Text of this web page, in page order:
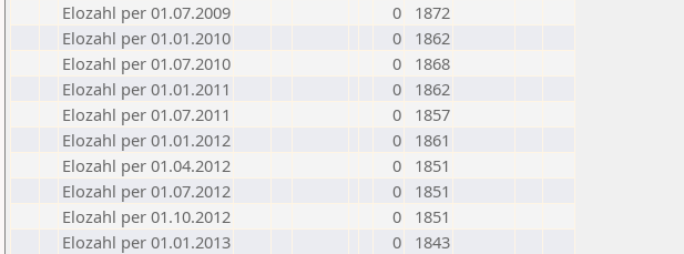
Elozahl per 01.07.2009
0
1872
Elozahl per 01.01.2010
0
1862
Elozahl per 01.07.2010
0
1868
Elozahl per 01.01.2011
0
1862
Elozahl per 01.07.2011
0
1857
Elozahl per 01.01.2012
0
1861
Elozahl per 01.04.2012
0
1851
Elozahl per 01.07.2012
0
1851
Elozahl per 01.10.2012
0
1851
Elozahl per 01.01.2013
0
1843